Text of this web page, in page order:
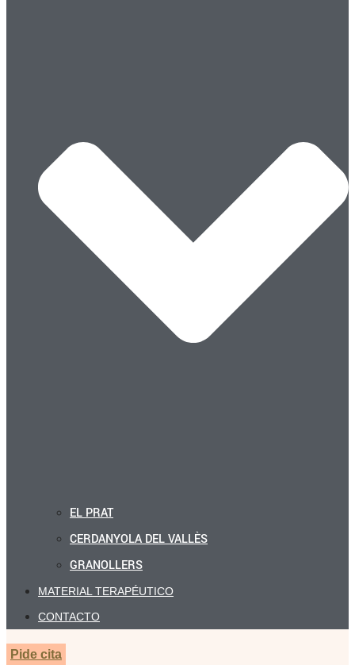
EL PRAT
CERDANYOLA DEL VALLÈS
GRANOLLERS
MATERIAL TERAPÉUTICO
CONTACTO
Pide cita